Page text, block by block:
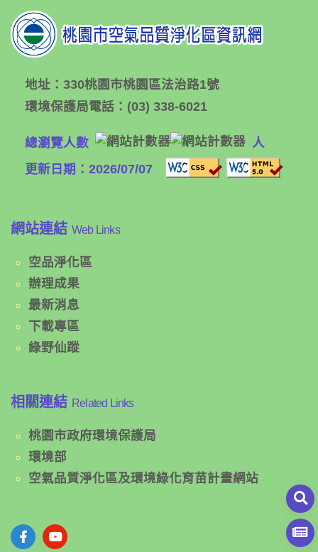
地址： 330桃園市桃園區法治路1號
環境保護局電話： (03) 338-6021
總瀏覽人數
人
更新日期：2026/07/07
網站連結 Web Links
空品淨化區
辦理成果
最新消息
下載專區
綠野仙蹤
相關連結 Related Links
桃園市政府環境保護局
環境部
空氣品質淨化區及環境綠化育苗計畫網站